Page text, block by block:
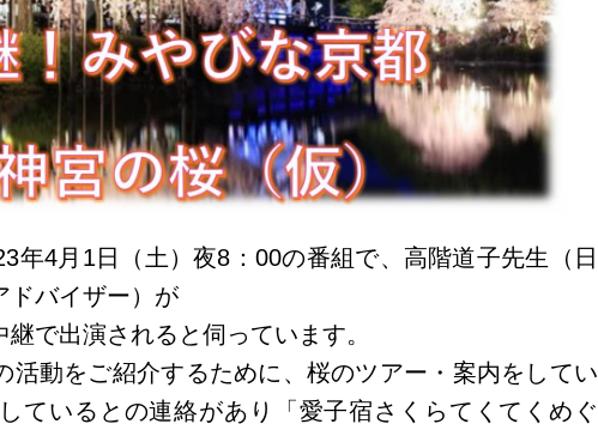
年4月1日（土）夜8：00の番組で、高階道子先生（日
バイザー）が
で出演されると伺っています。
活動をご紹介するために、桜のツアー・案内をしてい
ているとの連絡があり「愛子宿さくらてくてくめぐ